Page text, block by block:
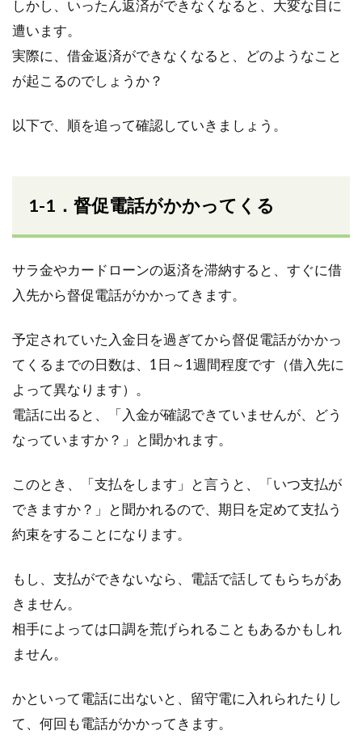
しかし、いったん返済ができなくなると、大変な目に
遭います。
実際に、借金返済ができなくなると、どのようなこと
が起こるのでしょうか？
以下で、順を追って確認していきましょう。
1-1．督促電話がかかってくる
サラ金やカードローンの返済を滞納すると、すぐに借
入先から督促電話がかかってきます。
予定されていた入金日を過ぎてから督促電話がかかっ
てくるまでの日数は、1日～1週間程度です（借入先に
よって異なります）。
電話に出ると、「入金が確認できていませんが、どう
なっていますか？」と聞かれます。
このとき、「支払をします」と言うと、「いつ支払が
できますか？」と聞かれるので、期日を定めて支払う
約束をすることになります。
もし、支払ができないなら、電話で話してもらちがあ
きません。
相手によっては口調を荒げられることもあるかもしれ
ません。
かといって電話に出ないと、留守電に入れられたりし
て、何回も電話がかかってきます。